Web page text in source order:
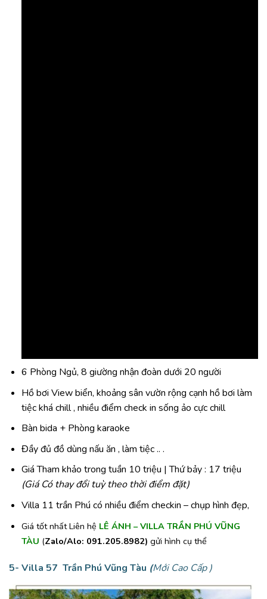
6 Phòng Ngủ, 8 giường nhận đoàn dưới 20 người
Hồ bơi View biển, khoảng sân vườn rộng cạnh hồ bơi làm
tiệc khá chill , nhiều điểm check in sống ảo cực chill
Bàn bida + Phòng karaoke
Đầy đủ đồ dùng nấu ăn , làm tiệc .. .
Giá Tham khảo trong tuần 10 triệu | Thứ bảy : 17 triệu
(Giá Có thay đổi tuỳ theo thời điểm đặt)
Villa 11 trần Phú có nhiều điểm checkin – chụp hình đẹp,
Giá tốt nhất Liên hệ LÊ ÁNH – VILLA TRẦN PHÚ VŨNG
TÀU (Zalo/Alo: 091.205.8982) gửi hình cụ thể
5- Villa 57 Trần Phú Vũng Tàu (Mới Cao Cấp )